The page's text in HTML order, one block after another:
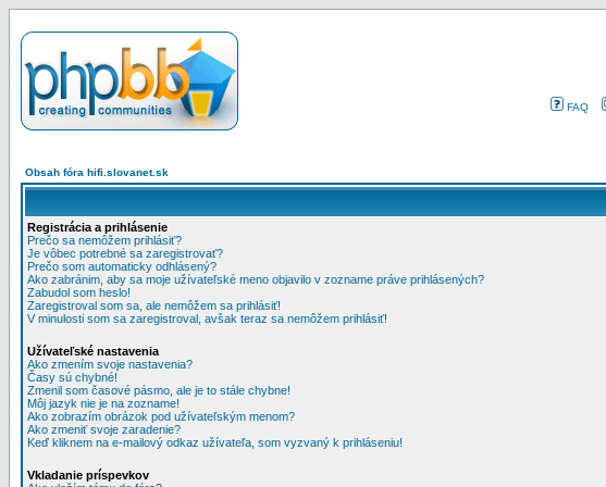
FAQ
Obsah fóra hifi.slovanet.sk
Registrácia a prihlásenie
Prečo sa nemôžem prihlásiť?
Je vôbec potrebné sa zaregistrovať?
Prečo som automaticky odhlásený?
Ako zabránim, aby sa moje užívateľské meno objavilo v zozname práve prihlásených?
Zabudol som heslo!
Zaregistroval som sa, ale nemôžem sa prihlásiť!
V minulosti som sa zaregistroval, avšak teraz sa nemôžem prihlásiť!
Užívateľské nastavenia
Ako zmením svoje nastavenia?
Časy sú chybné!
Zmenil som časové pásmo, ale je to stále chybne!
Môj jazyk nie je na zozname!
Ako zobrazím obrázok pod užívateľským menom?
Ako zmeniť svoje zaradenie?
Keď kliknem na e-mailový odkaz užívateľa, som vyzvaný k prihláseniu!
Vkladanie príspevkov